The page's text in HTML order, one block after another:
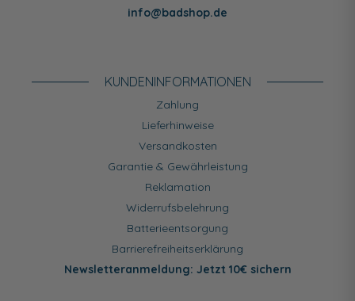
info@badshop.de
KUNDEN­INFORMATIONEN
Zahlung
Lieferhinweise
Versandkosten
Garantie & Gewährleistung
Reklamation
Widerrufsbelehrung
Batterieentsorgung
Barrierefreiheitserklärung
Newsletteranmeldung: Jetzt 10€ sichern